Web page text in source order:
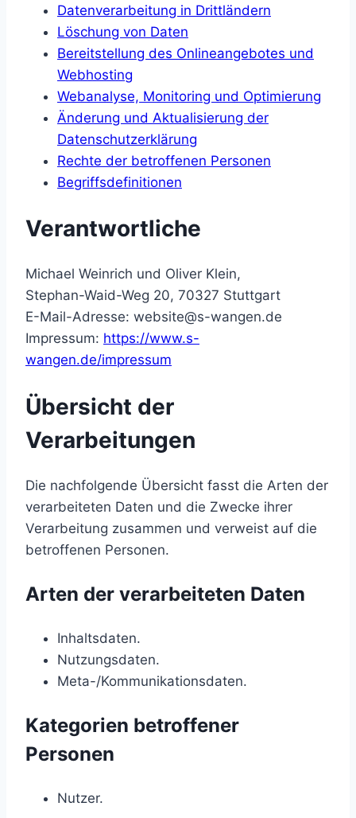
Datenverarbeitung in Drittländern
Löschung von Daten
Bereitstellung des Onlineangebotes und
Webhosting
Webanalyse, Monitoring und Optimierung
Änderung und Aktualisierung der
Datenschutzerklärung
Rechte der betroffenen Personen
Begriffsdefinitionen
Verantwortliche
Michael Weinrich und Oliver Klein,
Stephan-Waid-Weg 20, 70327 Stuttgart
E-Mail-Adresse: website@s-wangen.de
Impressum: https://www.s-
wangen.de/impressum
Übersicht der
Verarbeitungen
Die nachfolgende Übersicht fasst die Arten der
verarbeiteten Daten und die Zwecke ihrer
Verarbeitung zusammen und verweist auf die
betroffenen Personen.
Arten der verarbeiteten Daten
Inhaltsdaten.
Nutzungsdaten.
Meta-/Kommunikationsdaten.
Kategorien betroffener
Personen
Nutzer.